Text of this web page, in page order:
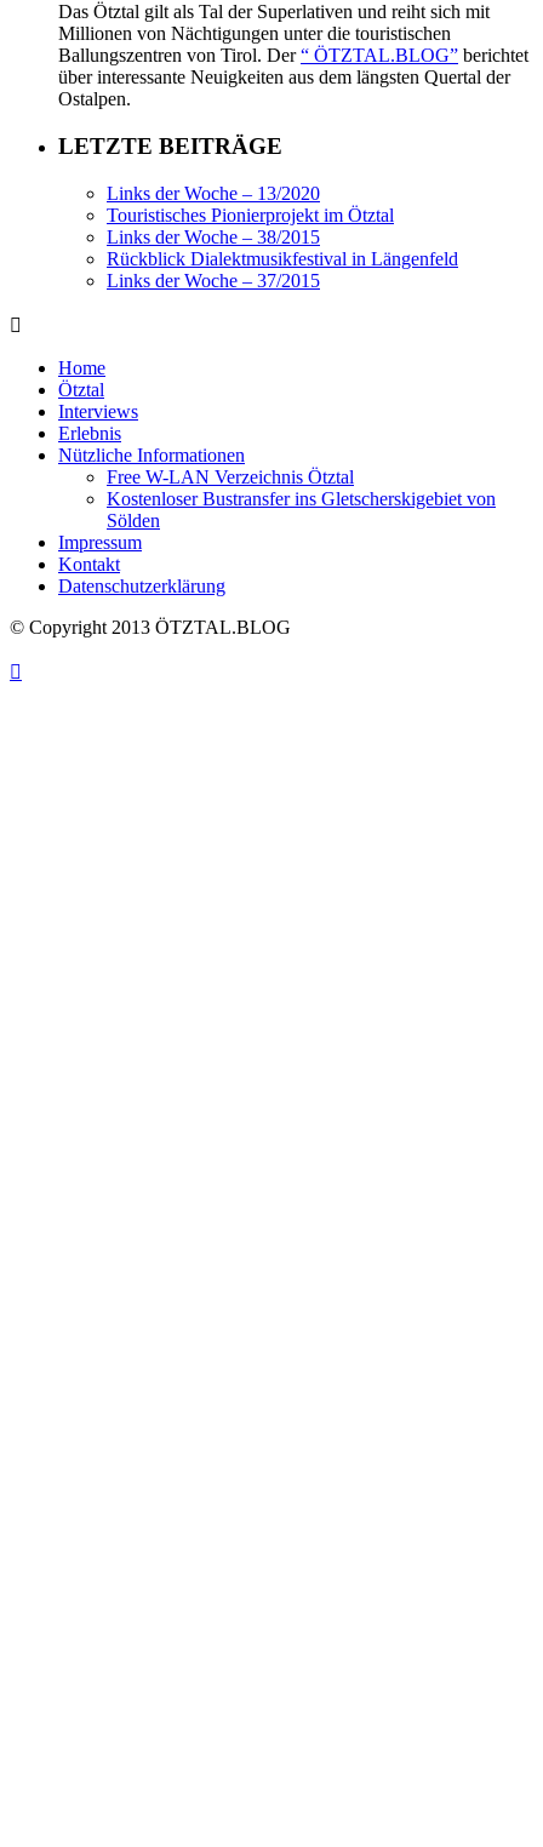
Das Ötztal gilt als Tal der Superlativen und reiht sich mit
Millionen von Nächtigungen unter die touristischen
Ballungszentren von Tirol. Der“ ÖTZTAL.BLOG” berichtet
über interessante Neuigkeiten aus dem längsten Quertal der
Ostalpen.
LETZTE BEITRÄGE
Links der Woche – 13/2020
Touristisches Pionierprojekt im Ötztal
Links der Woche – 38/2015
Rückblick Dialektmusikfestival in Längenfeld
Links der Woche – 37/2015
Home
Ötztal
Interviews
Erlebnis
Nützliche Informationen
Free W-LAN Verzeichnis Ötztal
Kostenloser Bustransfer ins Gletscherskigebiet von
Sölden
Impressum
Kontakt
Datenschutzerklärung
© Copyright 2013 ÖTZTAL.BLOG